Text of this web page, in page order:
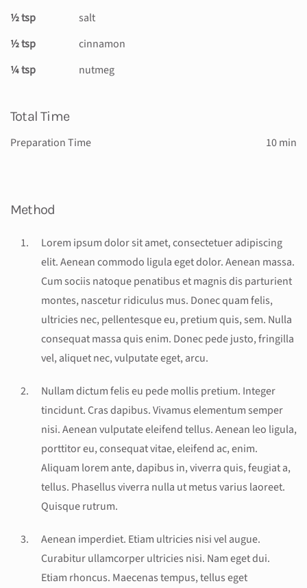
½ tsp
salt
½ tsp
cinnamon
¼ tsp
nutmeg
Total Time
Preparation Time 10 min
Method
Lorem ipsum dolor sit amet, consectetuer adipiscing
elit. Aenean commodo ligula eget dolor. Aenean massa.
Cum sociis natoque penatibus et magnis dis parturient
montes, nascetur ridiculus mus. Donec quam felis,
ultricies nec, pellentesque eu, pretium quis, sem. Nulla
consequat massa quis enim. Donec pede justo, fringilla
vel, aliquet nec, vulputate eget, arcu.
Nullam dictum felis eu pede mollis pretium. Integer
tincidunt. Cras dapibus. Vivamus elementum semper
nisi. Aenean vulputate eleifend tellus. Aenean leo ligula,
porttitor eu, consequat vitae, eleifend ac, enim.
Aliquam lorem ante, dapibus in, viverra quis, feugiat a,
tellus. Phasellus viverra nulla ut metus varius laoreet.
Quisque rutrum.
Aenean imperdiet. Etiam ultricies nisi vel augue.
Curabitur ullamcorper ultricies nisi. Nam eget dui.
Etiam rhoncus. Maecenas tempus, tellus eget